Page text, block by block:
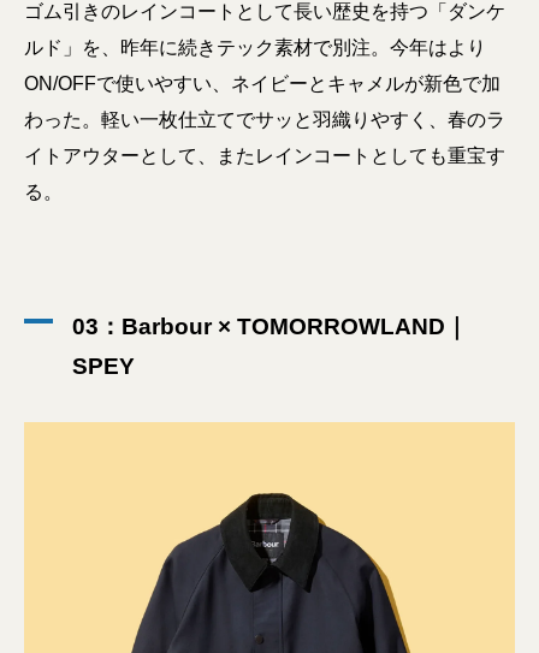
ゴム引きのレインコートとして長い歴史を持つ「ダンケ
ルド」を、昨年に続きテック素材で別注。今年はより
ON/OFFで使いやすい、ネイビーとキャメルが新色で加
わった。軽い一枚仕立てでサッと羽織りやすく、春のラ
イトアウターとして、またレインコートとしても重宝す
る。
03：Barbour × TOMORROWLAND｜
SPEY